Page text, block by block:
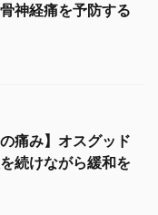
神経痛を予防する
痛み】オスグッド
続けながら緩和を